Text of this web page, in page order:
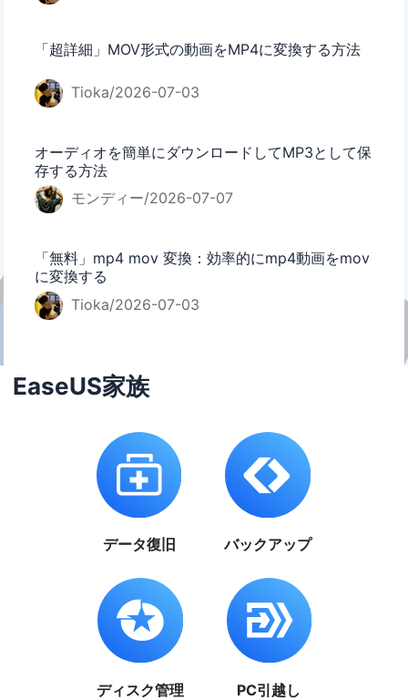
「超詳細」MOV形式の動画をMP4に変換する方法
Tioka/2026-07-03
オーディオを簡単にダウンロードしてMP3として保
存する方法
モンディー/2026-07-07
「無料」mp4 mov 変換：効率的にmp4動画をmov
に変換する
Tioka/2026-07-03
EaseUS家族
データ復旧 バックアップ
ディスク管理 PC引越し